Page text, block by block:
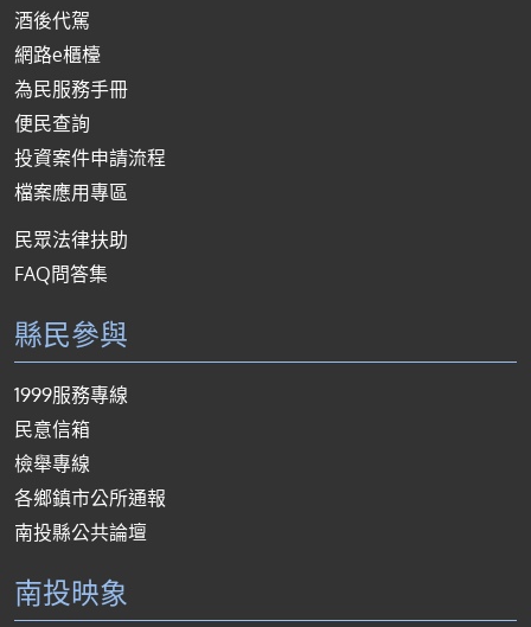
酒後代駕
網路e櫃檯
為民服務手冊
便民查詢
投資案件申請流程
檔案應用專區
民眾法律扶助
FAQ問答集
縣民參與
1999服務專線
民意信箱
檢舉專線
各鄉鎮市公所通報
南投縣公共論壇
南投映象